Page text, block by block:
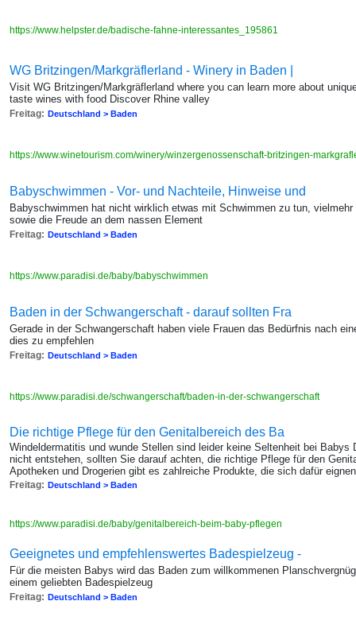
https://www.helpster.de/badische-fahne-interessantes_195861
WG Britzingen/Markgräflerland - Winery in Baden |
Visit WG Britzingen/Markgräflerland where you can learn more about
taste wines with food Discover Rhine valley
Freitag: Deutschland > Baden
https://www.winetourism.com/winery/winzergenossenschaft-britzingen-
Babyschwimmen - Vor- und Nachteile, Hinweise und
Babyschwimmen hat nicht wirklich etwas mit Schwimmen zu tun,
sowie die Freude an dem nassen Element
Freitag: Deutschland > Baden
https://www.paradisi.de/baby/babyschwimmen
Baden in der Schwangerschaft - darauf sollten Fra
Gerade in der Schwangerschaft haben viele Frauen das Bedürfnis nach
dies zu empfehlen
Freitag: Deutschland > Baden
https://www.paradisi.de/schwangerschaft/baden-in-der-schwangerschaft
Die richtige Pflege für den Genitalbereich des Ba
Windeldermatitis und wunde Stellen sind leider keine Seltenheit bei Babys
nicht entstehen, sollten Sie darauf achten, die richtige Pflege für den
Apotheken und Drogerien gibt es zahlreiche Produkte, die sich dafür eignen
Freitag: Deutschland > Baden
https://www.paradisi.de/baby/genitalbereich-beim-baby-pflegen
Geeignetes und empfehlenswertes Badespielzeug -
Für die meisten Babys wird das Baden zum willkommenen
einem geliebten Badespielzeug
Freitag: Deutschland > Baden